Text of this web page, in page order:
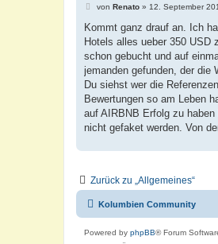
B
i
r
a
von Renato» 12. September
Kommt ganz drauf an. Ich
Hotels alles ueber 350 USD
schon gebucht und auf
jemanden gefunden, der die
Du siehst wer die
Bewertungen so am Leben
auf AIRBNB Erfolg zu
nicht gefaket werden. Von
Zurück zu „Allgemeines“
Kolumbien Community
Powered by phpBB® Forum